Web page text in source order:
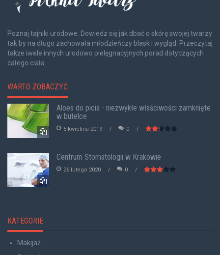
Poznaj tajniki urodowe. Dowiedz się jak dbać o skórę swojej twarzy
tak by na długo zachowała młodzieńczy blask i wygląd. Przeczytaj
także iwele innych urodowo pielęgnacyjnych porad dotyczących
całego ciała.
WARTO ZOBACZYĆ
Aloes do picia - niezwykłe właściwości zamknięte
w butelce
5 kwietnia 2019 0
Centrum Stomatologii w Krakowie
26 lutego 2020 0
KATEGORIE
Makijaż